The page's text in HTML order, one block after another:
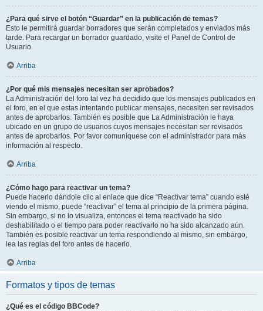
¿Para qué sirve el botón “Guardar” en la publicación de temas?
Esto le permitirá guardar borradores que serán completados y enviados más
tarde. Para recargar un borrador guardado, visite el Panel de Control de
Usuario.
Arriba
¿Por qué mis mensajes necesitan ser aprobados?
La Administración del foro tal vez ha decidido que los mensajes publicados en
el foro, en el que estas intentando publicar mensajes, necesiten ser revisados
antes de aprobarlos. También es posible que La Administración le haya
ubicado en un grupo de usuarios cuyos mensajes necesitan ser revisados
antes de aprobarlos. Por favor comuníquese con el administrador para más
información al respecto.
Arriba
¿Cómo hago para reactivar un tema?
Puede hacerlo dándole clic al enlace que dice “Reactivar tema” cuando esté
viendo el mismo, puede “reactivar” el tema al principio de la primera página.
Sin embargo, si no lo visualiza, entonces el tema reactivado ha sido
deshabilitado o el tiempo para poder reactivarlo no ha sido alcanzado aún.
También es posible reactivar un tema respondiendo al mismo, sin embargo,
lea las reglas del foro antes de hacerlo.
Arriba
Formatos y tipos de temas
¿Qué es el código BBCode?